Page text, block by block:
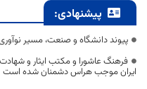
پیشنهادی:
پیوند دانشگاه و صنعت، مسیر
فرهنگ عاشورا و مکتب ایثار و
ایران موجب هراس دشمنان شده است